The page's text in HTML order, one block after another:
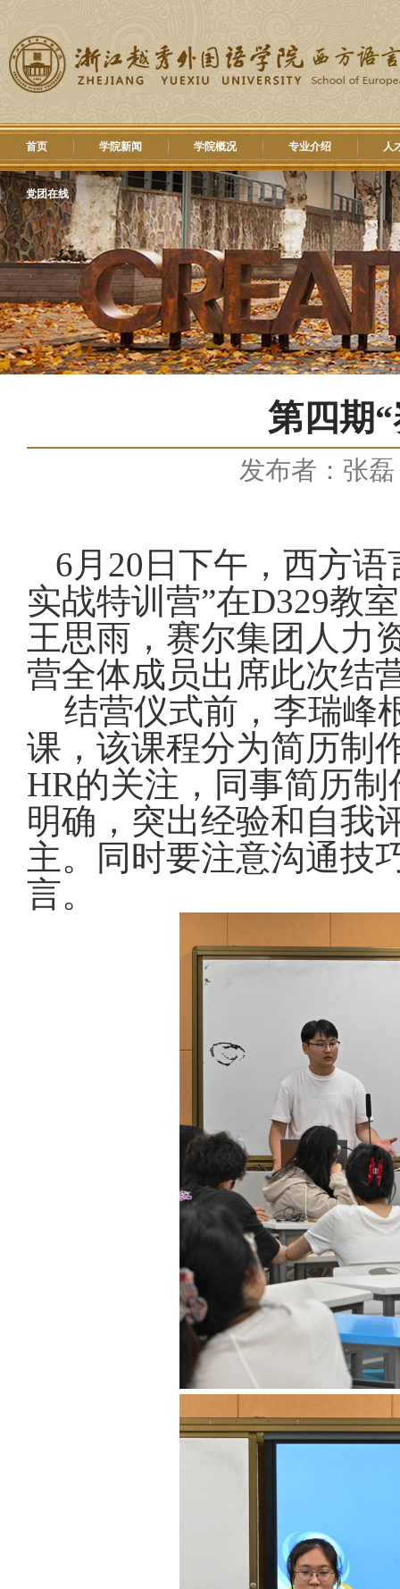
首页 学院新闻 学院概况 专业介绍 人
党团在线
第四期
发布者：张磊
6月 20 日下午，西方
实战特训营”在D329教
王思雨，赛尔集团人力
营全体成员出席此次结
结营仪式前，李瑞峰
课 ，该课程分为简历制
HR的关注，同事简历
明确，突出经验和自我
主。同时要注意沟通技
言。